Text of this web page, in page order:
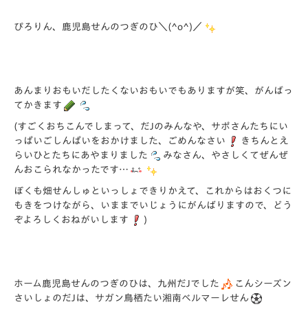
ぴろりん、鹿児島せんのつぎのひ＼(^o^)／
あんまりおもいだしたくないおもいでもありますが笑、がんばっ
てかきます
(すごくおちこんでしまって、だJのみんなや、サポさんたちにい
っぱいごしんぱいをおかけました、ごめんなさい
きちんとえ
らいひとたちにあやまりました
みなさん、やさしくてぜんぜ
んおこられなかったです…
ぼくも畑せんしゅといっしょできりかえて、これからはおくつに
もきをつけながら、いままでいじょうにがんばりますので、どう
ぞよろしくおねがいします
)
ホーム鹿児島せんのつぎのひは、九州だJでした
こんシーズン
さいしょのだJは、サガン鳥栖たい湘南ベルマーレせん